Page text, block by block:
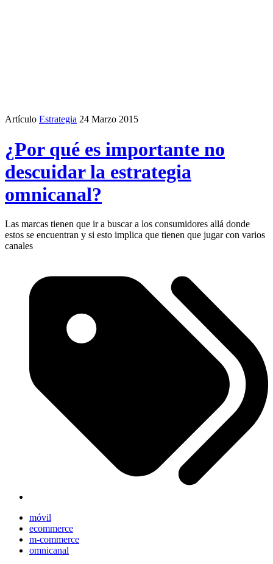
Artículo Estrategia 24 Marzo 2015
¿Por qué es importante no
descuidar la estrategia
omnicanal?
Las marcas tienen que ir a buscar a los consumidores allá donde
estos se encuentran y si esto implica que tienen que jugar con varios
canales
móvil
ecommerce
m-commerce
omnicanal